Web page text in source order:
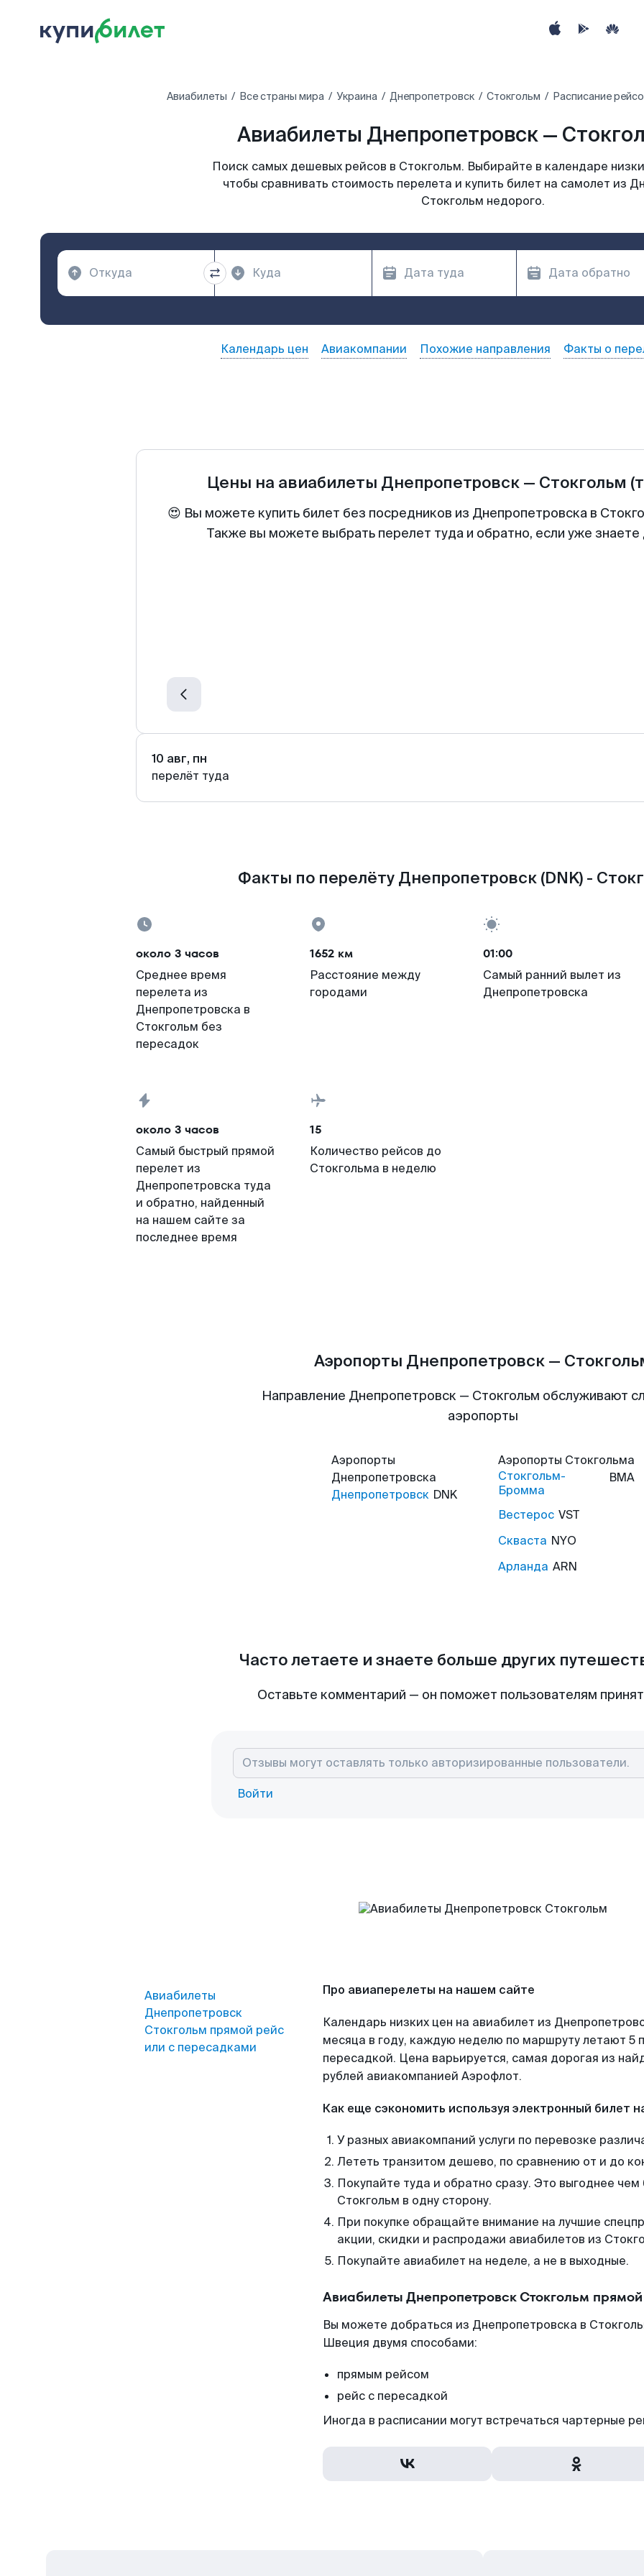
Авиабилеты Все страны мира Украина Днепропетровск Стокгольм Расписание
Авиабилеты Днепропетровск —
Поиск самых дешевых рейсов в Стокгольм. Выбирайте в календаре
чтобы сравнивать стоимость перелета и купить билет на самолет из
Стокгольм недорого.
Календарь цен Авиакомпании Похожие направления Факты о
Цены на авиабилеты Днепропетровск — Стокгольм
😍 Вы можете купить билет без посредников из Днепропетровска в
Также вы можете выбрать перелет туда и обратно, если уже
10 авг, пн
перелёт туда
Факты по перелёту Днепропетровск (DNK) -
около 3 часов
Среднее время
перелета из
Днепропетровска в
Стокгольм без
пересадок
1652 км
Расстояние между
городами
01:00
Самый ранний вылет из
Днепропетровска
около 3 часов
Самый быстрый прямой
перелет из
Днепропетровска туда
и обратно, найденный
на нашем сайте за
последнее время
15
Количество рейсов до
Стокгольма в неделю
Аэропорты Днепропетровск —
Направление Днепропетровск — Стокгольм обслуживают
аэропорты
Аэропорты
Днепропетровска
Днепропетровск DNK
Аэропорты Стокгольма
Стокгольм-
Бромма
BMA
Вестерос VST
Скваста NYO
Арланда ARN
Часто летаете и знаете больше других
Оставьте комментарий — он поможет пользователям
Войти
Авиабилеты
Днепропетровск
Стокгольм прямой рейс
или с пересадками
Про авиаперелеты на нашем сайте
Календарь низких цен на авиабилет из
месяца в году, каждую неделю по маршруту летают 5
пересадкой. Цена варьируется, самая дорогая из
рублей авиакомпанией Аэрофлот.
Как еще сэкономить используя электронный билет
У разных авиакомпаний услуги по перевозке
Лететь транзитом дешево, по сравнению от и до
Покупайте туда и обратно сразу. Это выгоднее
Стокгольм в одну сторону.
При покупке обращайте внимание на лучшие
акции, скидки и распродажи авиабилетов из
Покупайте авиабилет на неделе, а не в выходные.
Авиабилеты Днепропетровск Стокгольм
Вы можете добраться из Днепропетровска в
Швеция двумя способами:
прямым рейсом
рейс с пересадкой
Иногда в расписании могут встречаться чартерные